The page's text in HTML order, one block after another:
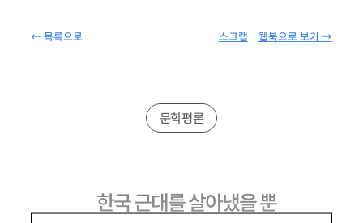
← 목록으로 웹북으로 보기 →
스크랩
문학평론
한국 근대를 살아냈을 뿐